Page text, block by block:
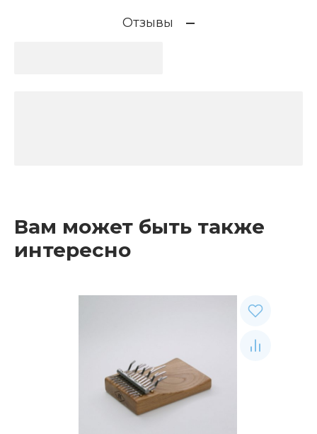
Отзывы
Вам может быть также
интересно